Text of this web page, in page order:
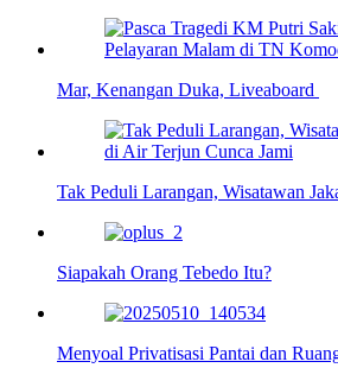
Mar, Kenangan Duka, Liveaboard
Tak Peduli Larangan, Wisatawan
Siapakah Orang Tebedo Itu?
Menyoal Privatisasi Pantai dan